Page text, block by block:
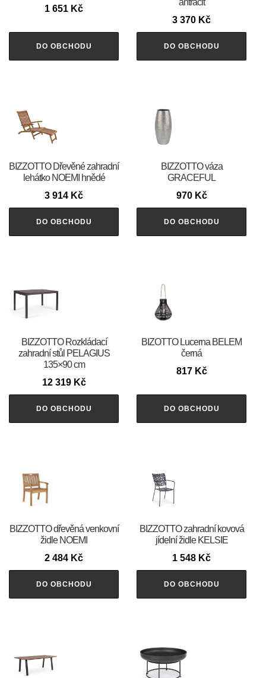
1 651 Kč
DO OBCHODU
antracit
3 370 Kč
DO OBCHODU
BIZZOTTO Dřevěné zahradní
lehátko NOEMI hnědé
3 914 Kč
DO OBCHODU
BIZZOTTO váza
GRACEFUL
970 Kč
DO OBCHODU
BIZZOTTO Rozkládací
zahradní stůl PELAGIUS
135×90 cm
12 319 Kč
DO OBCHODU
BIZOTTO Lucerna BELEM
černá
817 Kč
DO OBCHODU
BIZZOTTO dřevěná venkovní
židle NOEMI
2 484 Kč
DO OBCHODU
BIZZOTTO zahradní kovová
jídelní židle KELSIE
1 548 Kč
DO OBCHODU